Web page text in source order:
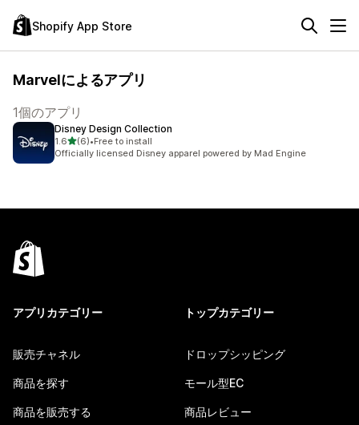
Shopify App Store
Marvelによるアプリ
1個のアプリ
Disney Design Collection
1.65つ星中
(6)
合計レビュー数：6件
•Free to install
Officially licensed Disney apparel powered by Mad Engine
アプリカテゴリー
販売チャネル
商品を探す
商品を販売する
トップカテゴリー
ドロップシッピング
モール型EC
商品レビュー